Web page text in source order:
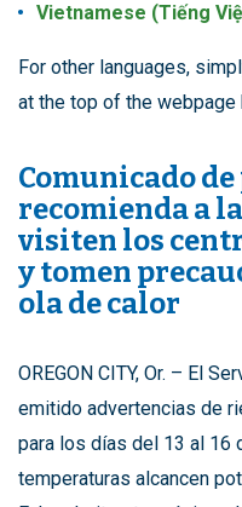
Vietnamese (Tiếng
For other languages,
at the top of the
Comunicado de
recomienda a
visiten los
y tomen
ola de calor
OREGON CITY, Or. – El
emitido advertencias de
para los días del 13 al 16
temperaturas alcancen